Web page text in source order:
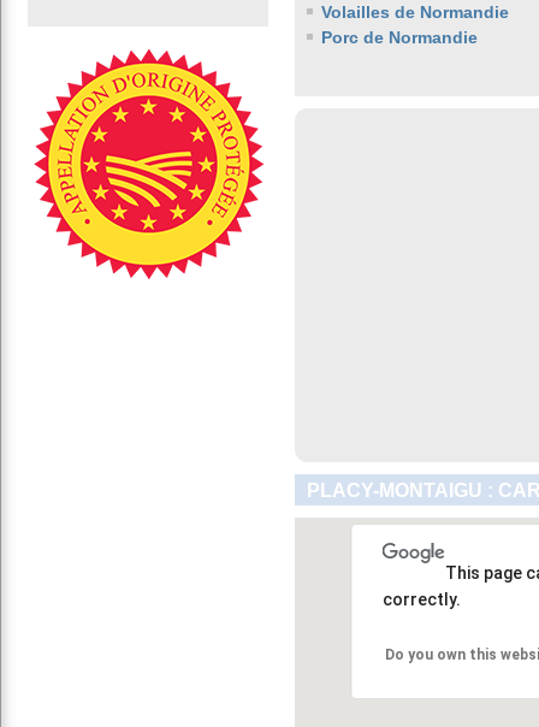
Volailles de Normandie
Porc de Normandie
PLACY-MONTAIGU :
This page
correctly.
Do you own this